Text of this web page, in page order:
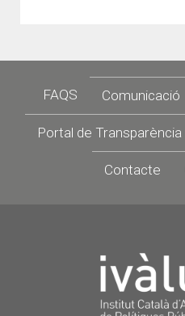
Footer
FAQS Comunicació
Portal de Transparència
Contacte